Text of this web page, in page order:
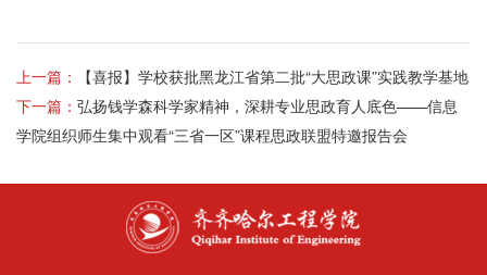
上一篇：
【喜报】学校获批黑龙江省第二批“大思政课”实践教学基地
下一篇： 弘扬钱学森科学家精神，深耕专业思政育人底色——信息
学院组织师生集中观看“三省一区”课程思政联盟特邀报告会